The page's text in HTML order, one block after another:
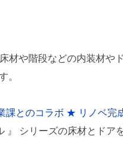
材や階段などの内装材や
。
課とのコラボ ★ リノベ完
』 シリーズの床材とドア